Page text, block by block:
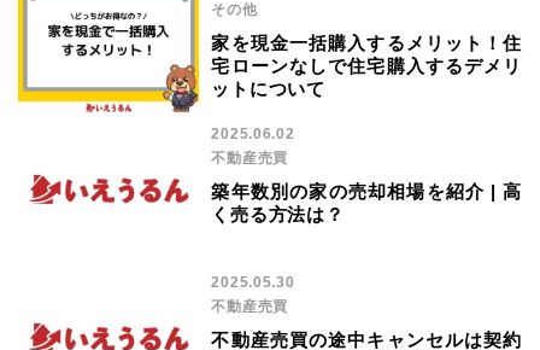
家を現金一括購入するメリット！住
宅ローンなしで住宅購入するデメリ
ットについて
その他
築年数別の家の売却相場を紹介 | 高
く売る方法は？
2025.06.02
不動産売買
不動産売買の途中キャンセルは契約
2025.05.30
不動産売買